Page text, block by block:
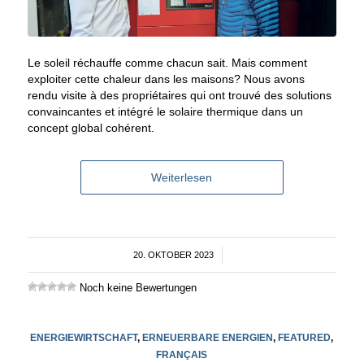
Le soleil réchauffe comme chacun sait. Mais comment
exploiter cette chaleur dans les maisons? Nous avons
rendu visite à des propriétaires qui ont trouvé des solutions
convaincantes et intégré le solaire thermique dans un
concept global cohérent.
Weiterlesen
20. OKTOBER 2023
/
Noch keine Bewertungen
ENERGIEWIRTSCHAFT,ERNEUERBARE ENERGIEN ,FEATURED
FRANÇAIS